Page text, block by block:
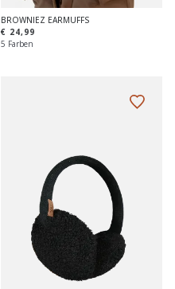
BROWNIEZ EARMUFFS
€ 24,99
5 Farben